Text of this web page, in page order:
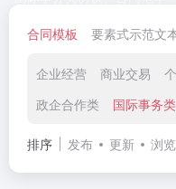
合同模板 要素式示范文
企业经营 商业交易
政企合作类
国际事务类
排序 发布 更新 浏览